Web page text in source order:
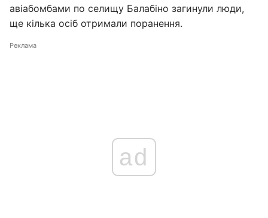
авіабомбами по селищу Балабіно загинули люди,
ще кілька осіб отримали поранення.
Реклама
ad